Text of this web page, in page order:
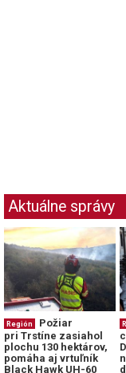
Aktuálne správy
Región
Požiar
pri Trstíne zasiahol
plochu 130 hektárov,
pomáha aj vrtuľník
Black Hawk UH-60